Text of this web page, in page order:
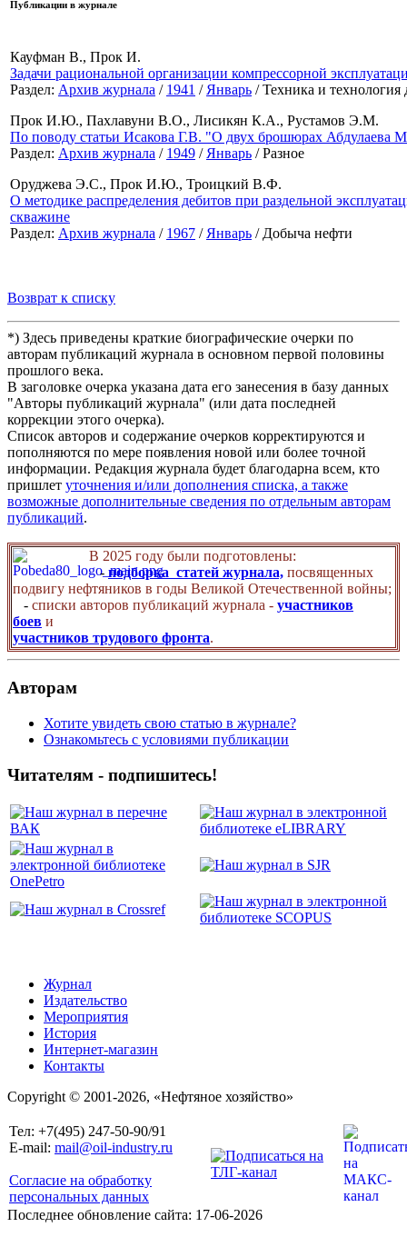
Публикации в журнале
Кауфман В., Прок И.
Задачи рациональной организации компрессорной
Раздел: Архив журнала / 1941 / Январь / Техника и
Прок И.Ю., Пахлавуни В.О., Лисикян К.А., Рустамов Э.М.
По поводу статьи Исакова Г.В. "О двух брошюрах Абдулаева
Раздел: Архив журнала / 1949 / Январь / Разное
Оруджева Э.С., Прок И.Ю., Троицкий В.Ф.
О методике распределения дебитов при раздельной
скважине
Раздел: Архив журнала / 1967 / Январь / Добыча нефти
Возврат к списку
*) Здесь приведены краткие биографические очерки по
авторам публикаций журнала в основном первой половины
прошлого века.
В заголовке очерка указана дата его занесения в базу данных
"Авторы публикаций журнала" (или дата последней
коррекции этого очерка).
Список авторов и содержание очерков корректируются и
пополняются по мере появления новой или более точной
информации. Редакция журнала будет благодарна всем, кто
пришлет уточнения и/или дополнения списка, а также
возможные дополнительные сведения по отдельным авторам
публикаций.
В 2025 году были подготовлены:
- подборка статей журнала, посвященных
подвигу нефтяников в годы Великой Отечественной войны;
- списки авторов публикаций журнала - участников
боев и
участников трудового фронта.
Авторам
Хотите увидеть свою статью в журнале?
Ознакомьтесь с условиями публикации
Читателям - подпишитесь!
Журнал
Издательство
Мероприятия
История
Интернет-магазин
Контакты
Copyright © 2001-2026, «Нефтяное хозяйство»
Тел: +7(495) 247-50-90/91
E-mail: mail@oil-industry.ru
Согласие на обработку
персональных данных
Последнее обновление сайта: 17-06-2026